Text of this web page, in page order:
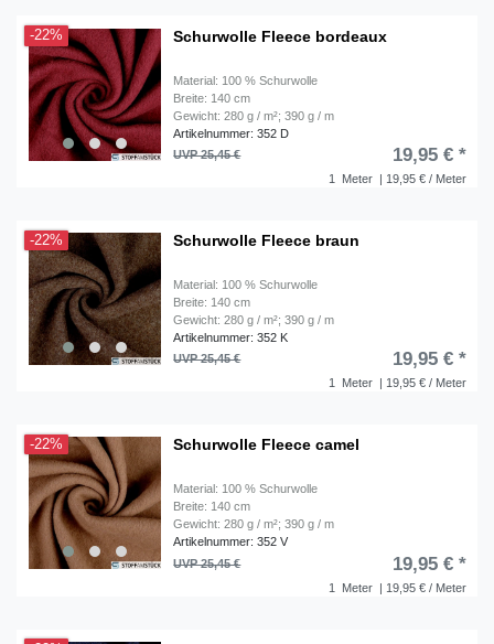
-22% Schurwolle Fleece bordeaux
Material: 100 % Schurwolle
Breite: 140 cm
Gewicht: 280 g / m²; 390 g / m
Artikelnummer: 352 D
1 Meter | 19,95 € / Meter
UVP 25,45 € 19,95 € *
-22% Schurwolle Fleece braun
Material: 100 % Schurwolle
Breite: 140 cm
Gewicht: 280 g / m²; 390 g / m
Artikelnummer: 352 K
1 Meter | 19,95 € / Meter
UVP 25,45 € 19,95 € *
-22% Schurwolle Fleece camel
Material: 100 % Schurwolle
Breite: 140 cm
Gewicht: 280 g / m²; 390 g / m
Artikelnummer: 352 V
1 Meter | 19,95 € / Meter
UVP 25,45 € 19,95 € *